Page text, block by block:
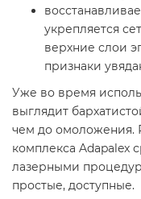
укрепляется
верхние слои
признаки
Уже во время
выглядит
чем до омоложения.
комплекса Adapalex
лазерными
простые, доступные.